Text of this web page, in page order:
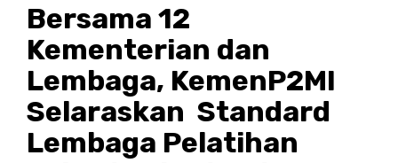
Bersama 12
Kementerian dan
Lembaga, KemenP2MI
Selaraskan Standard
Lembaga Pelatihan